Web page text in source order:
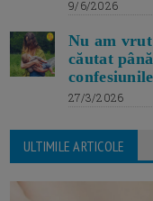
9/6/2026
Nu am
căutat
27/3/2026
ULTIMILE ARTICOLE